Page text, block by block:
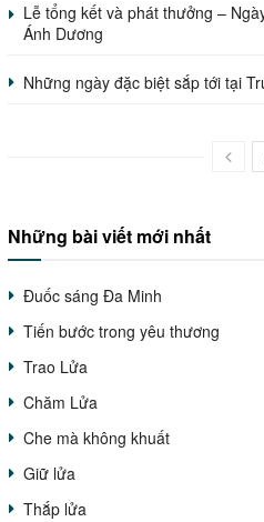
Lễ tổng kết và phát thưởng –
Ánh Dương
Những ngày đặc biệt sắp tới tại
Những bài viết mới nhất
Đuốc sáng Đa Minh
Tiến bước trong yêu thương
Trao Lửa
Chăm Lửa
Che mà không khuất
Giữ lửa
Thắp lửa